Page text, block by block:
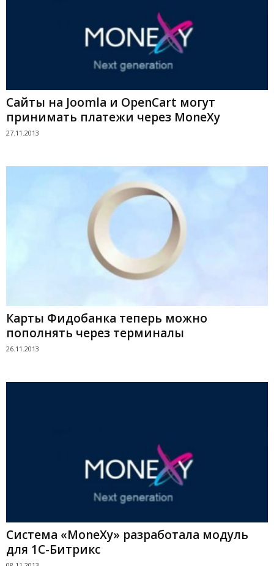
Сайты на Joomla и OpenCart могут
принимать платежи через MoneXy
27.11.2013
Карты Фидобанка теперь можно
пополнять через терминалы
26.11.2013
Система «MoneXy» разработала модуль
для 1С-Битрикс